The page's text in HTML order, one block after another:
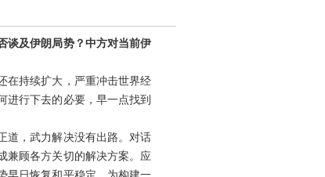
谈及伊朗局势？中方对当前伊
在持续扩大，严重冲击世界经
进行下去的必要，早一点找到
道，武力解决没有出路。对话
兼顾各方关切的解决方案。应